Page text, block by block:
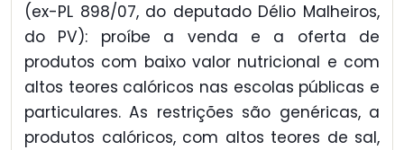
(ex-PL 898/07, do deputado Délio Malheiros,
do PV): proíbe a venda e a oferta de
produtos com baixo valor nutricional e com
altos teores calóricos nas escolas públicas e
particulares. As restrições são genéricas, a
produtos calóricos, com altos teores de sal,